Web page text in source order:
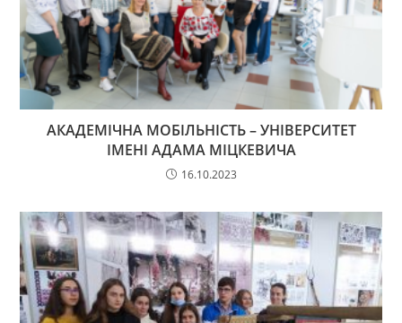
АКАДЕМІЧНА МОБІЛЬНІСТЬ – УНІВЕРСИТЕТ
ІМЕНІ АДАМА МІЦКЕВИЧА
16.10.2023